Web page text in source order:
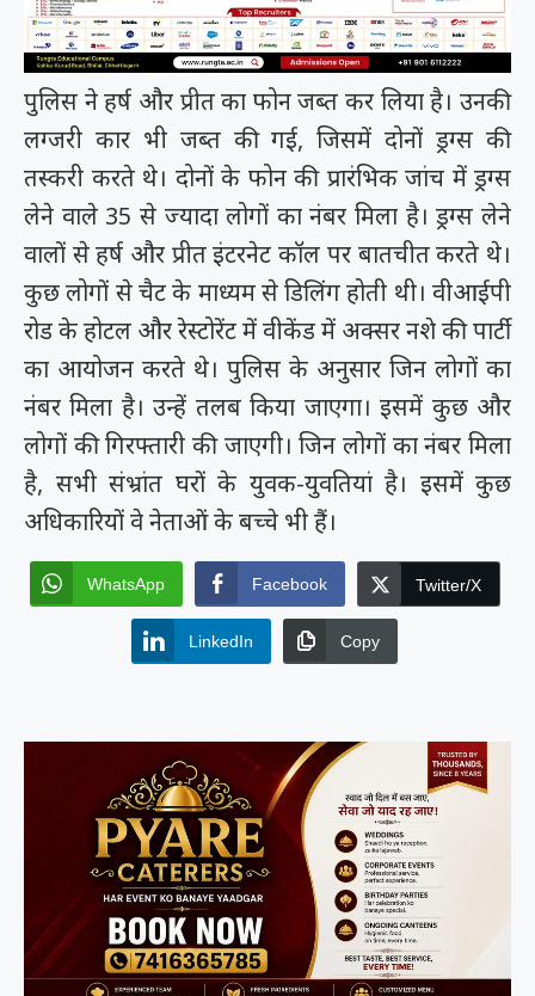
पुलिस ने हर्ष और प्रीत का फोन जब्त कर लिया है। उनकी
लग्जरी कार भी जब्त की गई, जिसमें दोनों ड्रग्स की
तस्करी करते थे। दोनों के फोन की प्रारंभिक जांच में ड्रग्स
लेने वाले 35 से ज्यादा लोगों का नंबर मिला है। ड्रग्स लेने
वालों से हर्ष और प्रीत इंटरनेट कॉल पर बातचीत करते थे।
कुछ लोगों से चैट के माध्यम से डिलिंग होती थी। वीआईपी
रोड के होटल और रेस्टोरेंट में वीकेंड में अक्सर नशे की पार्टी
का आयोजन करते थे। पुलिस के अनुसार जिन लोगों का
नंबर मिला है। उन्हें तलब किया जाएगा। इसमें कुछ और
लोगों की गिरफ्तारी की जाएगी। जिन लोगों का नंबर मिला
है, सभी संभ्रांत घरों के युवक-युवतियां है। इसमें कुछ
अधिकारियों वे नेताओं के बच्चे भी हैं।
WhatsApp Facebook Twitter/X
LinkedIn Copy